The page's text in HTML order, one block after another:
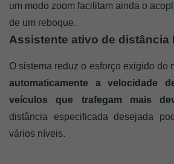
um modo zoom facilitam ainda o
de um reboque.
Assistente ativo de distância
O sistema reduz o esforço exigido do
automaticamente a velocidade
veículos que trafegam mais
distância especificada desejada
vários níveis.